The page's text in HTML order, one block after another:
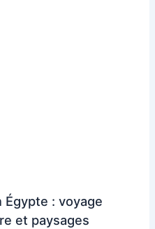
: voyage
et paysages